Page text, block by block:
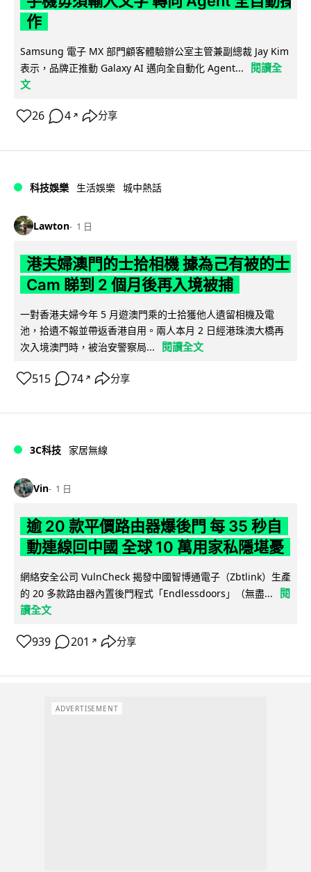
作
Samsung 電子 MX 部門顧客體驗辦公室主管兼副總裁 Jay Kim
表示，品牌正推動 Galaxy AI 邁向全自動化 Agent...
閱讀全
文
26 4 ↗ 分享
科技娛樂 生活娛樂 城中熱話
Lawton 1 日
港夫婦澳門的士拾相機 據為己有被的士
Cam 睇到 2 個月後再入境被捕
一對香港夫婦今年 5 月遊澳門乘的士拾獲他人遺留相機及電
池，拾遺不報並帶返香港自用。兩人本月 2 日經港珠澳大橋再
次入境澳門時，被治安警察局...
閱讀全文
515 74 ↗ 分享
3C科技 家居無線
Vin 1 日
逾 20 款平價路由器爆後門 每 35 秒自
動連線回中國 全球 10 萬用家私隱堪憂
網絡安全公司 VulnCheck 揭發中國智博通電子（Zbtlink）生產
的 20 多款路由器內置後門程式「Endlessdoors」（無盡...
閱
讀全文
939 201 ↗ 分享
ADVERTISEMENT